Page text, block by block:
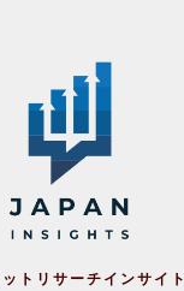
トリサーチインサイト